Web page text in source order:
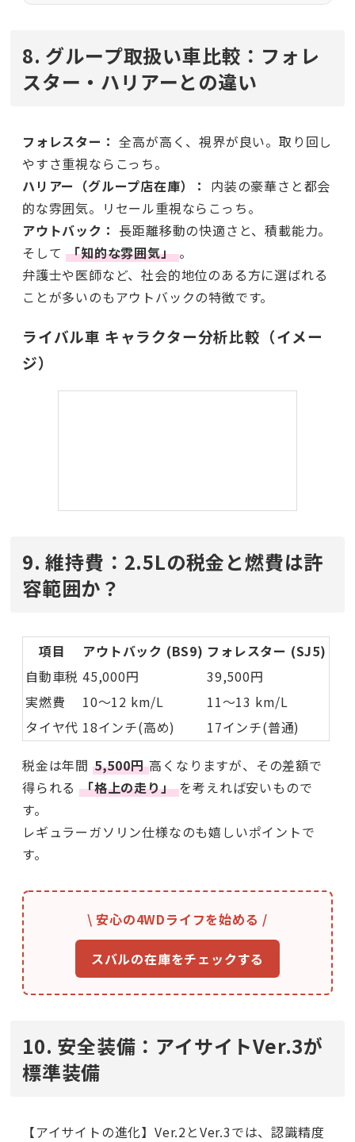
8. グループ取扱い車比較：フォレ
スター・ハリアーとの違い
フォレスター：全高が高く、視界が良い。取り回し
やすさ重視ならこっち。
ハリアー（グループ店在庫）： 内装の豪華さと都会
的な雰囲気。リセール重視ならこっち。
アウトバック： 長距離移動の快適さと、積載能力。
そして「知的な雰囲気」。
弁護士や医師など、社会的地位のある方に選ばれる
ことが多いのもアウトバックの特徴です。
ライバル車 キャラクター分析比較（イメー
ジ）
9. 維持費：2.5Lの税金と燃費は許
容範囲か？
項目 アウトバック (BS9) フォレスター (SJ5)
自動車税 45,000円
39,500円
実燃費
10〜12 km/L
11〜13 km/L
タイヤ代 18インチ(高め)
17インチ(普通)
税金は年間 5,500円高くなりますが、その差額で
得られる 「格上の走り」を考えれば安いもので
す。
レギュラーガソリン仕様なのも嬉しいポイントで
す。
\ 安心の4WDライフを始める /
スバルの在庫をチェックする
10. 安全装備：アイサイトVer.3が
標準装備
【アイサイトの進化】Ver.2とVer.3では、認識精度